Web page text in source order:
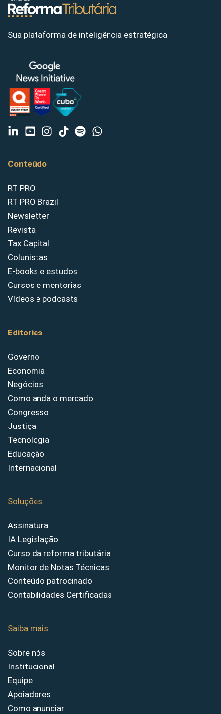
Sua plataforma de inteligência estratégica
Conteúdo
RT PRO
RT PRO Brazil
Newsletter
Revista
Tax Capital
Colunistas
E-books e estudos
Cursos e mentorias
Vídeos e podcasts
Editorias
Governo
Economia
Negócios
Como anda o mercado
Congresso
Justiça
Tecnologia
Educação
Internacional
Soluções
Assinatura
IA Legislação
Curso da reforma tributária
Monitor de Notas Técnicas
Conteúdo patrocinado
Contabilidades Certificadas
Saiba mais
Sobre nós
Institucional
Equipe
Apoiadores
Como anunciar